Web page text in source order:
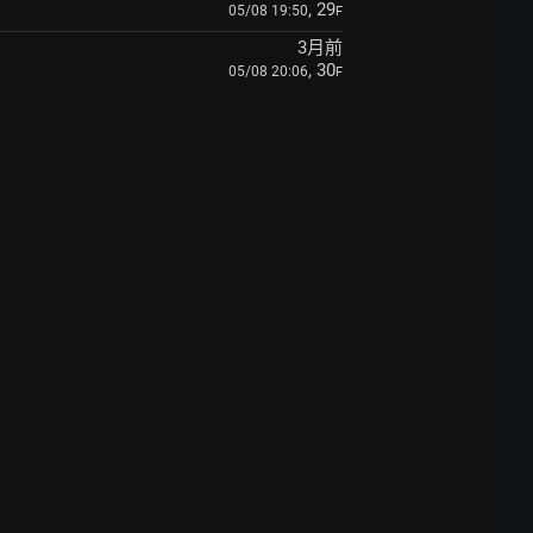
05/08 19:50, 29F
3月前
05/08 20:06, 30F